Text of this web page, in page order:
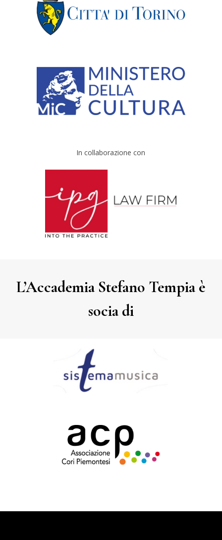
In collaborazione con
L’Accademia Stefano Tempia è
socia di